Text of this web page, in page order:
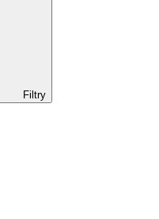
Filtry